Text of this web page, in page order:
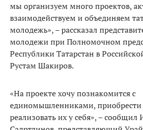
мы организуем много проектов,
взаимодействуем и объединяем
молодежь», – рассказал
молодежи при Полномочном
Республики Татарстан в
Рустам Шакиров.
«На проекте хочу познакомится с
единомышленниками,
реализовать их у себя», – сообщил